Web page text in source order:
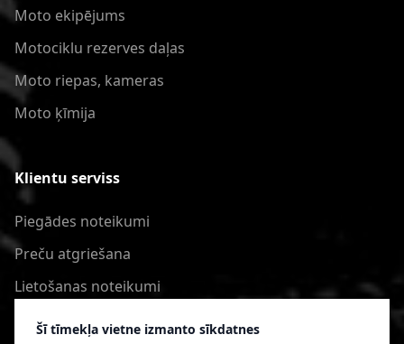
Šī tīmekļa vietne izmanto sīkdatnes
Moto ekipējums
Motociklu rezerves daļas
Moto riepas, kameras
Moto ķīmija
Klientu serviss
Piegādes noteikumi
Preču atgriešana
Lietošanas noteikumi
Privātuma politika